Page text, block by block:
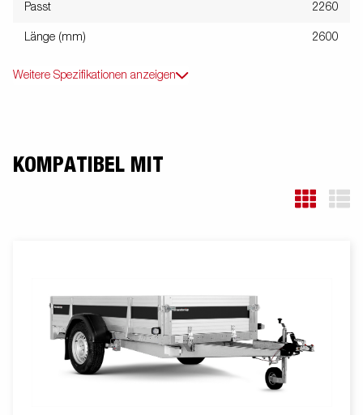
Passt 2260
Länge (mm) 2600
Weitere Spezifikationen anzeigen
KOMPATIBEL MIT